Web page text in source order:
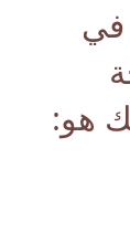
في
هو: